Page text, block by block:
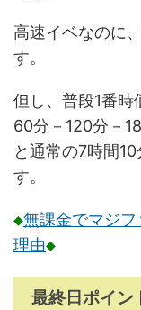
高速イベなのに
す。
但し、普段1番時
60分－120分－
と通常の7時間
す。
◆無課金でマジ
理由◆
最終日ポイン